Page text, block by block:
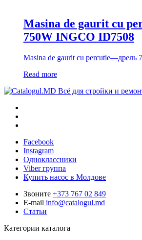
Masina de gaurit cu
750W INGCO ID7508
Masina de gaurit cu percutie—дрель
Read more
Всё для стройки и
Facebook
Instagram
Одноклассники
Viber группа
Купить насос в Молдове
Звоните +373 767 02 849
E-mail info@catalogul.md
Статьи
Категории каталога